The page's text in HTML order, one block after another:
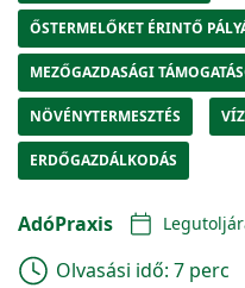
ŐSTERMELŐKET ÉRINTŐ
MEZŐGAZDASÁGI
NÖVÉNYTERMESZTÉS
ERDŐGAZDÁLKODÁS
AdóPraxis
Olvasási idő: 7 perc